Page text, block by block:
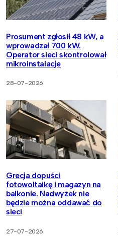
Prosument zgłosił 48 kW, a
wprowadzał 700 kW.
Operator sieci skontrolował
mikroinstalacje
28-07-2026
Grecja dopuści
fotowoltaikę i magazyn na
balkonie. Nadwyżek nie
będzie można oddawać do
sieci
27-07-2026